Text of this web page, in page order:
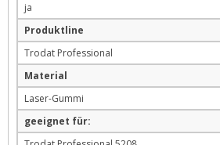
ja
Produktline
Trodat Professional
Material
Laser-Gummi
geeignet für: